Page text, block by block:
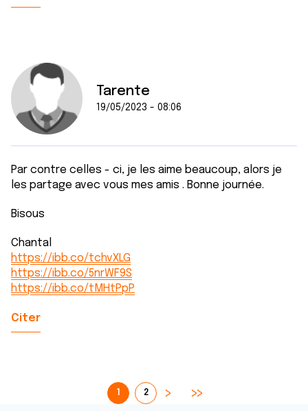
Tarente
19/05/2023 - 08:06
Par contre celles - ci, je les aime beaucoup, alors je
les partage avec vous mes amis . Bonne journée.
Bisous
Chantal
https://ibb.co/tchvXLG
https://ibb.co/5nrWF9S
https://ibb.co/tMHtPpP
Citer
1 2